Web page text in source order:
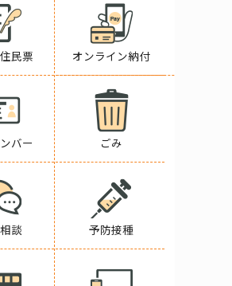
民票 オンライン納付
バー ごみ
談 予防接種